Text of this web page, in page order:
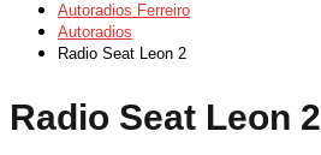
Autoradios Ferreiro
Autoradios
Radio Seat Leon 2
Radio Seat Leon 2